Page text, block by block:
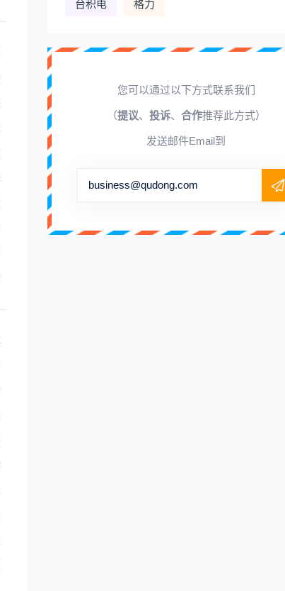
台积电 格力
您可以通过以下方式联系我们
（提议、 投诉、 合作推荐此方式）
发送邮件Email到
business@qudong.com